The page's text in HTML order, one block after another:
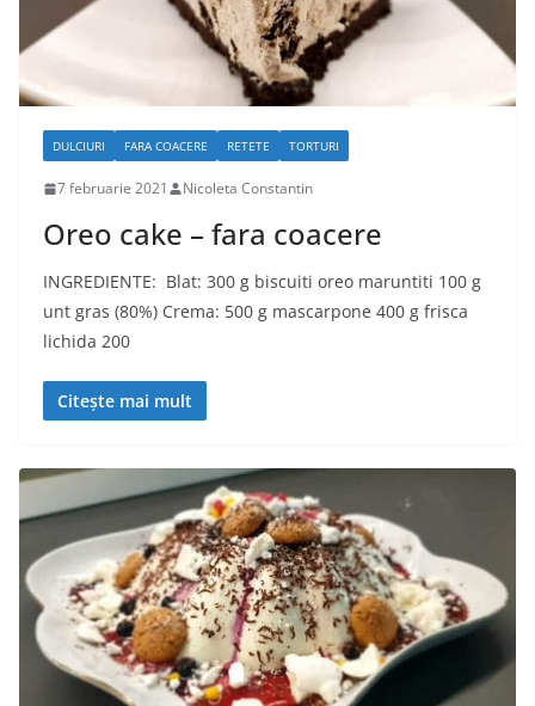
DULCIURI FARA COACERE RETETE TORTURI
7 februarie 2021 Nicoleta Constantin
Oreo cake – fara coacere
INGREDIENTE: Blat: 300 g biscuiti oreo maruntiti 100 g
unt gras (80%) Crema: 500 g mascarpone 400 g frisca
lichida 200
Citește mai mult